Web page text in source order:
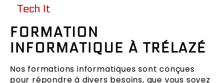
Tech It
FORMATION
INFORMATIQUE À TRÉLAZÉ
Nos formations informatiques sont conçues
pour répondre à divers besoins, que vous soyez